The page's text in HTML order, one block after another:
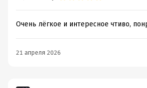
Очень лёгкое и интересное чтиво,
21 апреля 2026